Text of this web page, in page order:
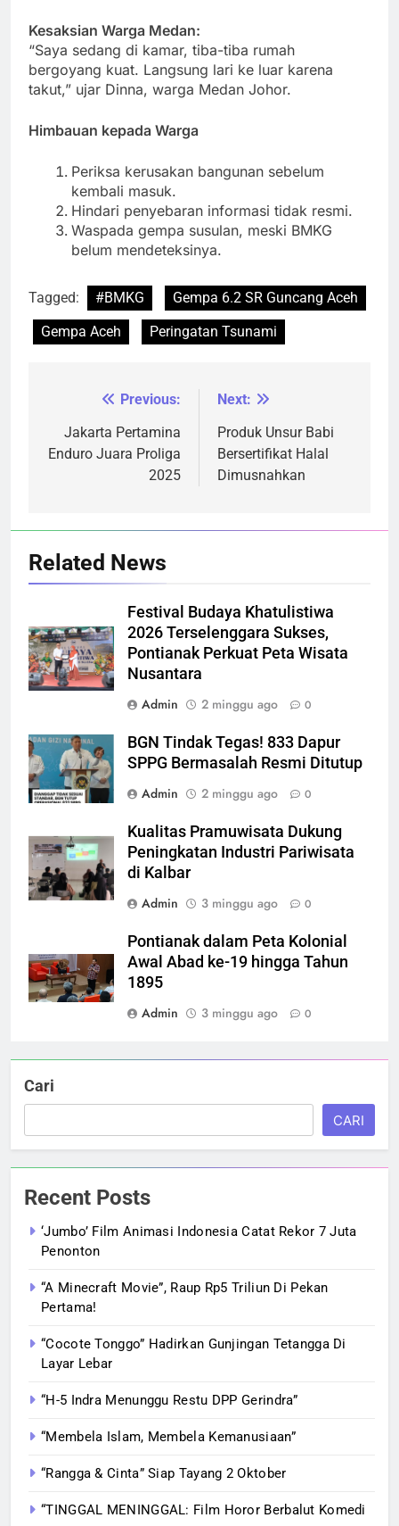
Kesaksian Warga Medan:
“Saya sedang di kamar, tiba-tiba rumah
bergoyang kuat. Langsung lari ke luar karena
takut,” ujar Dinna, warga Medan Johor.
Himbauan kepada Warga
Periksa kerusakan bangunan sebelum
kembali masuk.
Hindari penyebaran informasi tidak resmi.
Waspada gempa susulan, meski BMKG
belum mendeteksinya.
Tagged: #BMKG
Gempa 6.2 SR Guncang Aceh
Gempa Aceh
Peringatan Tsunami
Navigasi
pos
Previous:
Jakarta Pertamina
Enduro Juara Proliga
2025
Next:
Produk Unsur Babi
Bersertifikat Halal
Dimusnahkan
Related News
Festival Budaya Khatulistiwa
2026 Terselenggara Sukses,
Pontianak Perkuat Peta Wisata
Nusantara
Admin
2 minggu ago 0
BGN Tindak Tegas! 833 Dapur
SPPG Bermasalah Resmi Ditutup
Admin
2 minggu ago 0
Kualitas Pramuwisata Dukung
Peningkatan Industri Pariwisata
di Kalbar
Admin
3 minggu ago 0
Pontianak dalam Peta Kolonial
Awal Abad ke-19 hingga Tahun
1895
Admin
3 minggu ago 0
Cari
CARI
Recent Posts
‘Jumbo’ Film Animasi Indonesia Catat Rekor 7 Juta
Penonton
“A Minecraft Movie”, Raup Rp5 Triliun Di Pekan
Pertama!
“Cocote Tonggo” Hadirkan Gunjingan Tetangga Di
Layar Lebar
“H-5 Indra Menunggu Restu DPP Gerindra”
“Membela Islam, Membela Kemanusiaan”
“Rangga & Cinta” Siap Tayang 2 Oktober
“TINGGAL MENINGGAL: Film Horor Berbalut Komedi